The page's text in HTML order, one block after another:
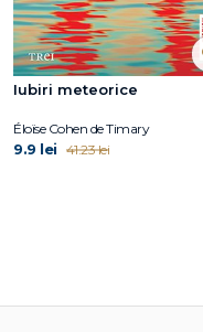
Iubiri meteorice
Éloïse Cohen de Timary
9.9 lei 41.23 lei